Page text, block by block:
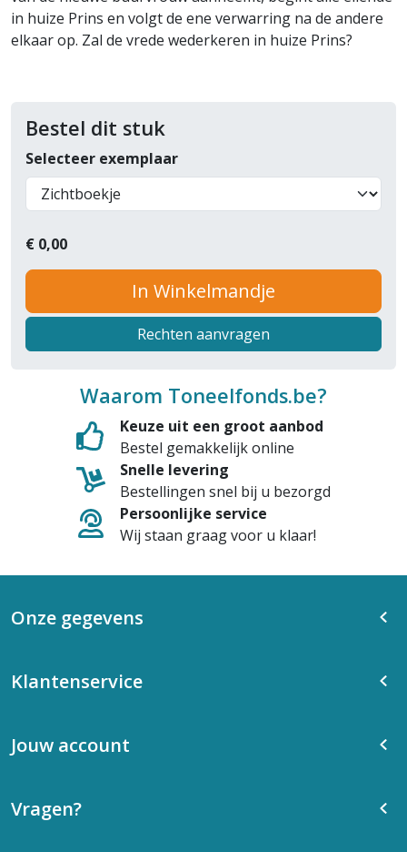
in huize Prins en volgt de ene verwarring na de andere
elkaar op. Zal de vrede wederkeren in huize Prins?
Bestel dit stuk
Selecteer exemplaar
€ 0,00
In Winkelmandje
Rechten aanvragen
Waarom Toneelfonds.be?
Keuze uit een groot aanbod
Bestel gemakkelijk online
Snelle levering
Bestellingen snel bij u bezorgd
Persoonlijke service
Wij staan graag voor u klaar!
Onze gegevens
Klantenservice
Jouw account
Vragen?